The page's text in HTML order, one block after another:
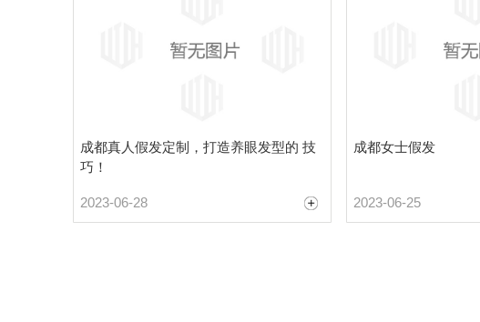
成都真人假发定制，打造养眼发型的 技
巧！
2023-06-28
成都女士假发
2023-06-25